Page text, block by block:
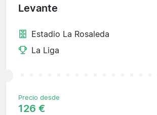
Levante
Estadio La Rosaleda
La Liga
Precio desde
126 €